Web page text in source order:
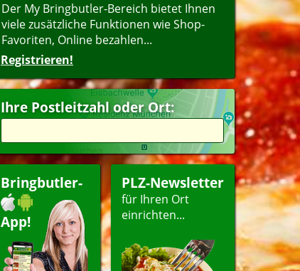
Der My Bringbutler-Bereich bietet Ihnen
viele zusätzliche Funktionen wie Shop-
Favoriten, Online bezahlen...
Registrieren!
Ihre Postleitzahl oder Ort:
Bringbutler-
App!
PLZ-Newsletter
für Ihren Ort
einrichten...